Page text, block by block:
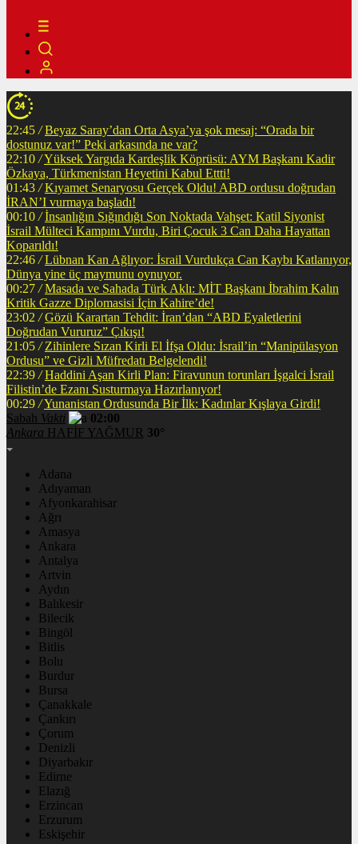
22:45 / Beyaz Saray’dan Orta Asya’ya şok mesaj: “Orada bir
dostunuz var!” Peki arkasında ne var?
22:10 /Yüksek Yargıda Kardeşlik Köprüsü: AYM Başkanı Kadir
Özkaya, Türkmenistan Heyetini Kabul Ettti!
01:43 / Kıyamet Senaryosu Gerçek Oldu! ABD ordusu doğrudan
İRAN’I vurmaya başladı!
00:10 / İnsanlığın Sığındığı Son Noktada Vahşet: Katil Siyonist
İsrail Mülteci Kampını Vurdu, Biri Çocuk 3 Can Daha Hayattan
Koparıldı!
22:46 / Lübnan Kan Ağlıyor: İsrail Vurdukça Can Kaybı Katlanıyor,
Dünya yine üç maymunu oynuyor.
00:27 / Masada ve Sahada Türk Aklı: MİT Başkanı İbrahim Kalın
Kritik Gazze Diplomasisi İçin Kahire’de!
23:02 / Gözü Karartan Tehdit: İran’dan “ABD Eyaletlerini
Doğrudan Vururuz” Çıkışı!
21:05 / Zihinlere Sızan Kirli El İfşa Oldu: İsrail’in “Manipülasyon
Ordusu” ve Gizli Müfredatı Belgelendi!
22:39 / Haddini Aşan Kirli Plan: Firavunun torunları İşgalci İsrail
Filistin’de Ezanı Susturmaya Hazırlanıyor!
00:29 /Yunanistan Ordusunda Bir İlk: Kadınlar Kışlaya Girdi!
Sabah Vakti
02:00
Ankara HAFİF YAĞMUR 30°
Adana
Adıyaman
Afyonkarahisar
Ağrı
Amasya
Ankara
Antalya
Artvin
Aydın
Balıkesir
Bilecik
Bingöl
Bitlis
Bolu
Burdur
Bursa
Çanakkale
Çankırı
Çorum
Denizli
Diyarbakır
Edirne
Elazığ
Erzincan
Erzurum
Eskişehir